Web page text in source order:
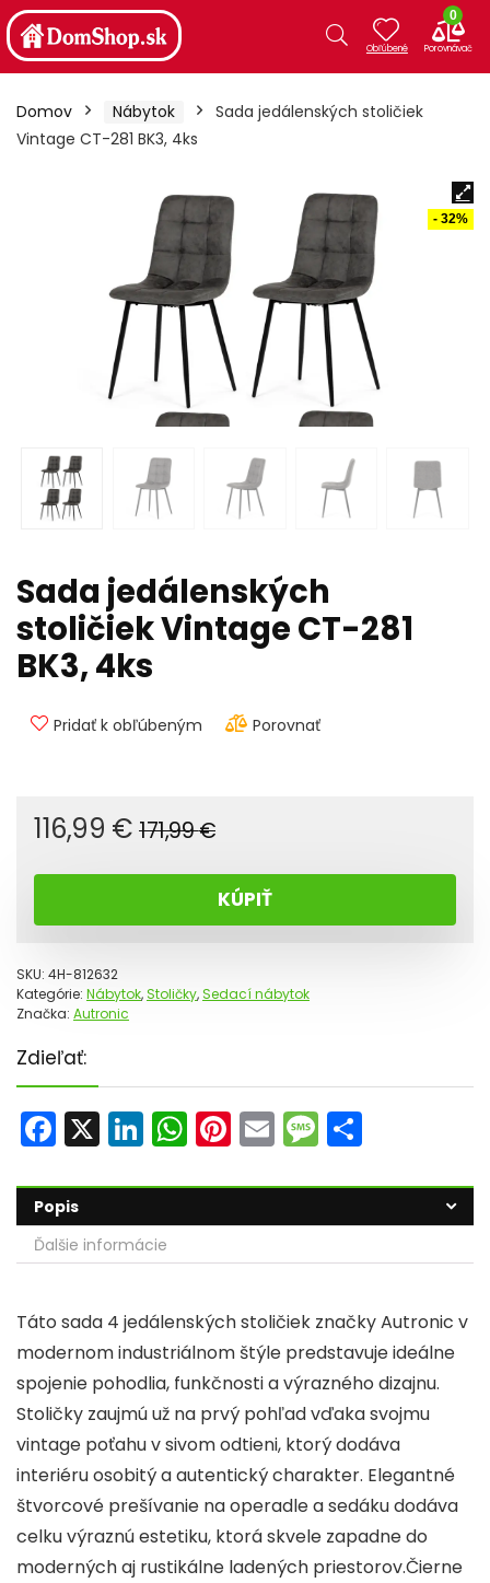
0
Domov Nábytok
Sada jedálenských stoličiek
Vintage CT-281 BK3, 4ks
- 32%
Sada jedálenských
stoličiek Vintage CT-281
BK3, 4ks
Pridať k obľúbeným Porovnať
171,99€Pôvodná
bola:
171,99 €.
116,99 €
Aktuálna
je:
116,99 €.
KÚPIŤ
SKU: 4H-812632
Kategórie: Nábytok,Stoličky,Sedací nábytok
Značka: Autronic
Zdieľať:
F
a
c
e
b
o
k
X Li
n
k
e
dI
n
W
h
a
ts
A
p
p
Pi
nt
er
e
st
E
m
ai
l
M
e
s
s
a
e
ar
e
Popis
Ďalšie informácie
Táto sada 4 jedálenských stoličiek značky Autronic v
modernom industriálnom štýle predstavuje ideálne
spojenie pohodlia, funkčnosti a výrazného dizajnu.
Stoličky zaujmú už na prvý pohľad vďaka svojmu
vintage poťahu v sivom odtieni, ktorý dodáva
interiéru osobitý a autentický charakter. Elegantné
štvorcové prešívanie na operadle a sedáku dodáva
celku výraznú estetiku, ktorá skvele zapadne do
moderných aj rustikálne ladených priestorov.Čierne